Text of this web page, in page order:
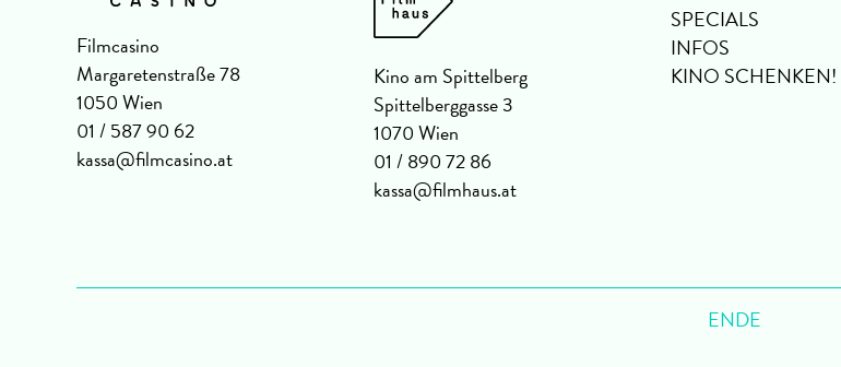
Filmcasino
Margaretenstraße 78
1050 Wien
01 / 587 90 62
kassa@filmcasino.at
Kino am Spittelberg
Spittelberggasse 3
1070 Wien
01 / 890 72 86
kassa@filmhaus.at
SPECIALS
INFOS
KINO SCHENKEN!
ENDE